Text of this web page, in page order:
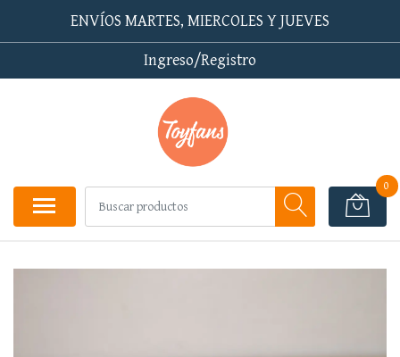
ENVÍOS MARTES, MIERCOLES Y JUEVES
Ingreso/Registro
0